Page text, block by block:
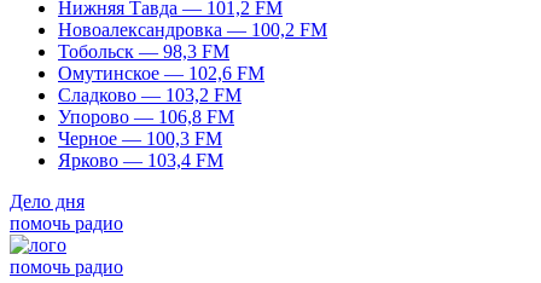
Нижняя Тавда — 101,2 FM
Новоалександровка — 100,2 FM
Тобольск — 98,3 FM
Омутинское — 102,6 FM
Сладково — 103,2 FM
Упорово — 106,8 FM
Черное — 100,3 FM
Ярково — 103,4 FM
Дело дня
помочь радио
помочь радио